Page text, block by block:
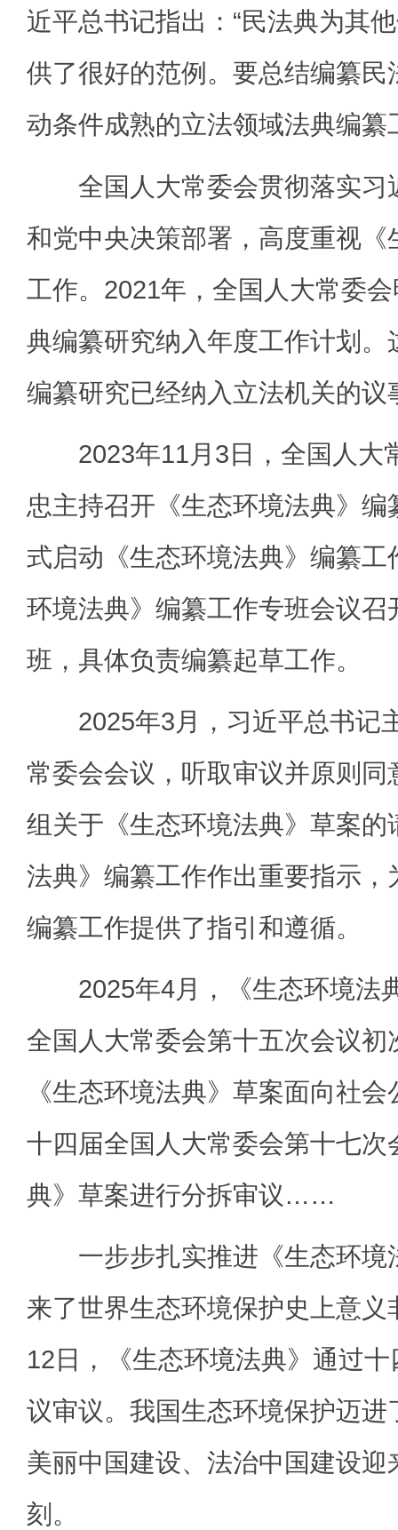
近平总书记指出：“民法典为其
供了很好的范例。要总结编纂民
动条件成熟的立法领域法典编纂
全国人大常委会贯彻落实习
和党中央决策部署，高度重视《
工作。2021年，全国人大常委
典编纂研究纳入年度工作计划。
编纂研究已经纳入立法机关的议
2023年11月3日，全国人大
忠主持召开《生态环境法典》
式启动《生态环境法典》编纂工
环境法典》编纂工作专班会议召
班，具体负责编纂起草工作。
2025年3月，习近平总书记
常委会会议，听取审议并原则
组关于《生态环境法典》草案的
法典》编纂工作作出重要指示，
编纂工作提供了指引和遵循。
2025年4月，《生态环境法
全国人大常委会第十五次会议初
《生态环境法典》草案面向社
十四届全国人大常委会第十七次
典》草案进行分拆审议……
一步步扎实推进《生态环境
来了世界生态环境保护史上意
12日，《生态环境法典》通过
议审议。我国生态环境保护迈进
美丽中国建设、法治中国建设迎
刻。